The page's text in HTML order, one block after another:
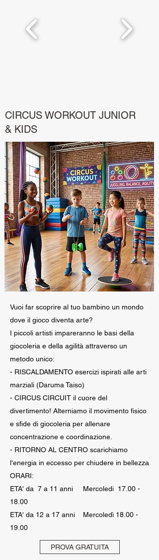
CIRCUS WORKOUT JUNIOR
& KIDS
PROVA GRATUITA
Vuoi far scoprire al tuo bambino un mondo
dove il gioco diventa arte?
I piccoli artisti impareranno le basi della
giocoleria e della agilità attraverso un
metodo unico:
- RISCALDAMENTO esercizi ispirati alle arti
marziali (Daruma Taiso)
- CIRCUS CIRCUIT il cuore del
divertimento! Alterniamo il movimento fisico
e sfide di giocoleria per allenare
concentrazione e coordinazione.
- RITORNO AL CENTRO scarichiamo
l'energia in eccesso per chiudere in bellezza
ORARI:
ETA' da 7 a 11 anni Mercoledi 17.00 -
18.00
ETA' da 12 a 17 anni Mercoledì 18.00 -
19.00